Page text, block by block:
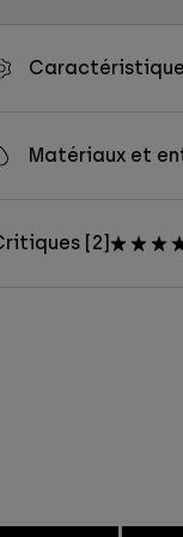
Matériaux et
[2]